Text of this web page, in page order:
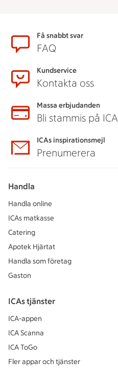
SidfotFå snabbt svar
FAQ
Kundservice
Kontakta oss
Massa erbjudanden
Bli stammis på ICA
ICAs inspirationsmejl
Prenumerera
Handla
Handla online
ICAs matkasse
Catering
Apotek Hjärtat
Handla som företag
Gaston
ICAs tjänster
ICA-appen
ICA Scanna
ICA ToGo
Fler appar och tjänster